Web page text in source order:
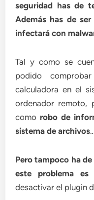
seguridad has de
Además has de
infectará con
Tal y como se
podido
calculadora en el
ordenador remoto,
como robo de
sistema de archivos
Pero tampoco ha
este problema es
desactivar el plugin